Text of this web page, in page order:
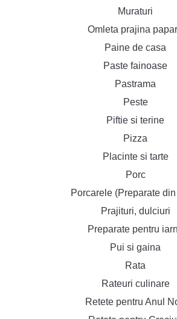
Muraturi
Omleta prajina
Paine de casa
Paste fainoase
Pastrama
Peste
Piftie si terine
Pizza
Placinte si tarte
Porc
Porcarele (Preparate
Prajituri, dulciuri
Preparate pentru
Pui si gaina
Rata
Rateuri culinare
Retete pentru Anul